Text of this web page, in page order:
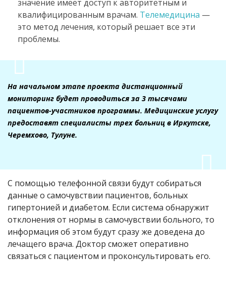
значение имеет доступ к авторитетным и
квалифицированным врачам. Телемедицина —
это метод лечения, который решает все эти
проблемы.
На начальном этапе проекта дистанционный
мониторинг будет проводиться за 3 тысячами
пациентов-участников программы. Медицинские услугу
предоставят специалисты трех больниц в Иркутске,
Черемхово, Тулуне.
С помощью телефонной связи будут собираться
данные о самочувствии пациентов, больных
гипертонией и диабетом. Если система обнаружит
отклонения от нормы в самочувствии больного, то
информация об этом будут сразу же доведена до
лечащего врача. Доктор сможет оперативно
связаться с пациентом и проконсультировать его.